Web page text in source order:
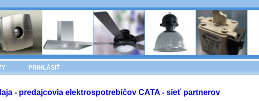
PRIHLÁSIŤ
- predajcovia elektrospotrebičov CATA - sieť partnerov